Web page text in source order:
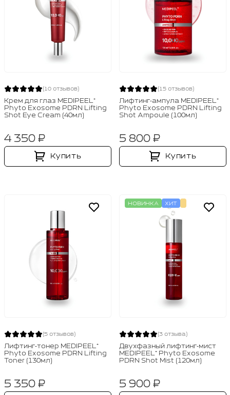
(10 отзывов)
Крем для глаз MEDIPEEL⁺
Phyto Exosome PDRN Lifting
Shot Eye Cream (40мл)
4 350 ₽
Купить
(15 отзывов)
Лифтинг‑ампула MEDIPEEL⁺
Phyto Exosome PDRN Lifting
Shot Ampoule (100мл)
5 800 ₽
Купить
(5 отзывов)
Лифтинг‑тонер MEDIPEEL⁺
Phyto Exosome PDRN Lifting
Toner (130мл)
5 350 ₽
НОВИНКА ХИТ
(3 отзыва)
Двухфазный лифтинг‑мист
MEDIPEEL⁺ Phyto Exosome
PDRN Shot Mist (120мл)
5 900 ₽